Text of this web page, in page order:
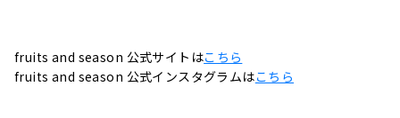
fruits and season 公式サイトはこちら
fruits and season 公式インスタグラムはこちら